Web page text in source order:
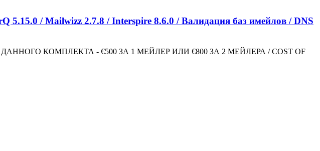
5.15.0 / Mailwizz 2.7.8 / Interspire 8.6.0 / Валидация баз имейлов / DNS
ДАННОГО КОМПЛЕКТА - €500 ЗА 1 МЕЙЛЕР ИЛИ €800 ЗА 2 МЕЙЛЕРА / COST OF